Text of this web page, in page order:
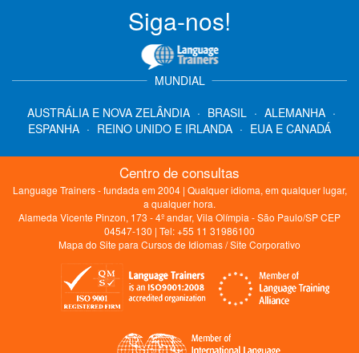
Siga-nos!
MUNDIAL
AUSTRÁLIA E NOVA ZELÂNDIA · BRASIL · ALEMANHA ·
ESPANHA · REINO UNIDO E IRLANDA · EUA E CANADÁ
Centro de consultas
Language Trainers - fundada em 2004 | Qualquer idioma, em qualquer lugar,
a qualquer hora.
Alameda Vicente Pinzon, 173 - 4º andar, Vila Olímpia - São Paulo/SP CEP
04547-130 | Tel: +55 11 31986100
Mapa do Site para Cursos de Idiomas/Site Corporativo